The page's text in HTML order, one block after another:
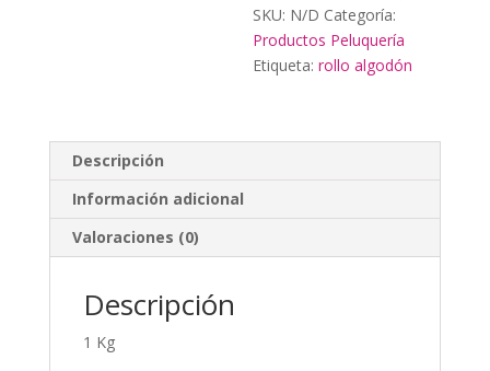
SKU: N/D Categoría:
Productos Peluquería
Etiqueta:rollo algodón
Descripción
Información adicional
Valoraciones (0)
Descripción
1 Kg